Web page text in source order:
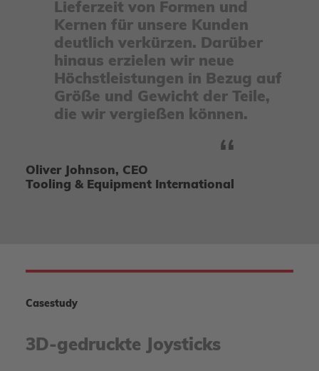
Lieferzeit von Formen und
Kernen für unsere Kunden
deutlich verkürzen. Darüber
hinaus erzielen wir neue
Höchstleistungen in Bezug auf
Größe und Gewicht der Teile,
die wir vergießen können.
Oliver Johnson, CEO
Tooling & Equipment International
Casestudy
3D-gedruckte Joysticks